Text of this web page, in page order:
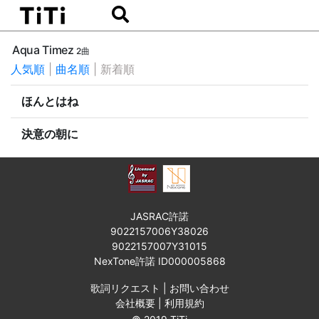
Aqua Timez2曲
人気順 曲名順 新着順
ほんとはね
決意の朝に
JASRAC許諾
9022157006Y38026
9022157007Y31015
NexTone許諾 ID000005868
歌詞リクエスト
お問い合わせ
会社概要| 利用規約